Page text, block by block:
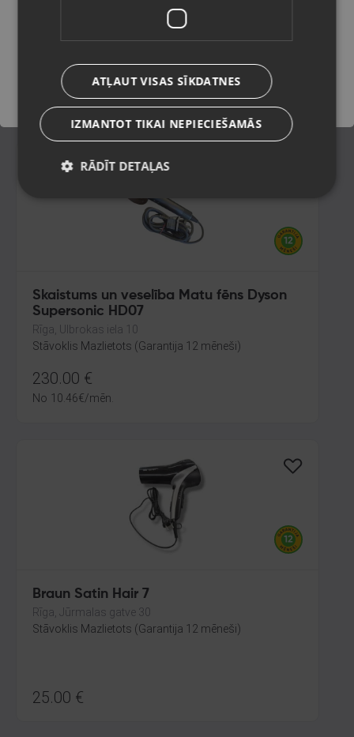
Stāvoklis Mazlietots (Garantija 12 mēneši)
15.00€
Skaistums un veselība Matu fēns Dyson
Supersonic HD07
Rīga, Ulbrokas iela 10
Stāvoklis Mazlietots (Garantija 12 mēneši)
230.00 €
No 10.46€/mēn.
Braun Satin Hair 7
Rīga, Jūrmalas gatve 30
Stāvoklis Mazlietots (Garantija 12 mēneši)
25.00 €
Saglabāt
ATĻAUT VISAS SĪKDATNES
IZMANTOT TIKAI NEPIECIEŠAMĀS
RĀDĪT DETAĻAS